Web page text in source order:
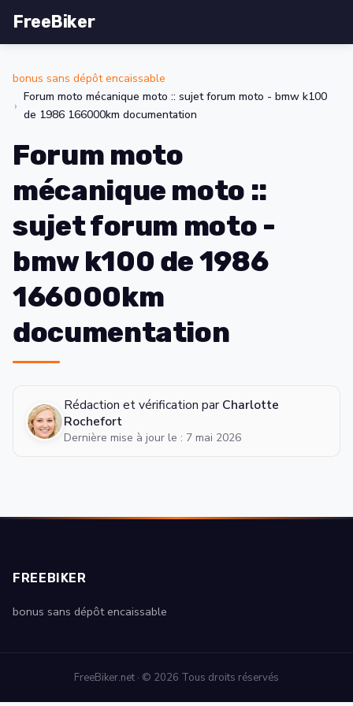
FreeBiker
bonus sans dépôt encaissable
Forum moto mécanique moto :: sujet forum moto - bmw k100
de 1986 166000km documentation
Forum moto
mécanique moto ::
sujet forum moto -
bmw k100 de 1986
166000km
documentation
Rédaction et vérification par Charlotte
Rochefort
Dernière mise à jour le : 7 mai 2026
FREEBIKER
bonus sans dépôt encaissable
FreeBiker.net · © 2026 Tous droits réservés